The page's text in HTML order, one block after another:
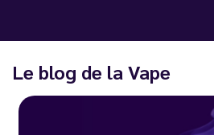
Le blog de la Vape